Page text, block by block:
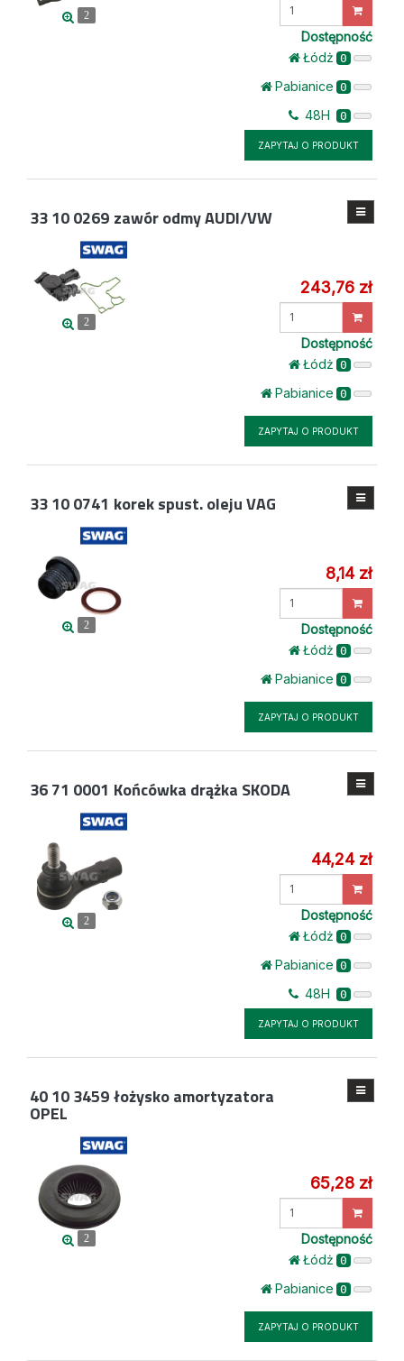
2
Dostępność
Łódż 0
Pabianice 0
48H 0
ZAPYTAJ O PRODUKT
33 10 0269 zawór odmy AUDI/VW
2
243,76 zł
Wprowadź
Dostępność
Łódż 0
Pabianice 0
ZAPYTAJ O PRODUKT
33 10 0741 korek spust. oleju VAG
2
8,14 zł
Wprowadź
Dostępność
Łódż 0
Pabianice 0
ZAPYTAJ O PRODUKT
36 71 0001 Końcówka drążka SKODA
2
44,24 zł
Wprowadź
Dostępność
Łódż 0
Pabianice 0
48H 0
ZAPYTAJ O PRODUKT
40 10 3459łożysko amortyzatora
OPEL
2
65,28 zł
Wprowadź
Dostępność
Łódż 0
Pabianice 0
ZAPYTAJ O PRODUKT